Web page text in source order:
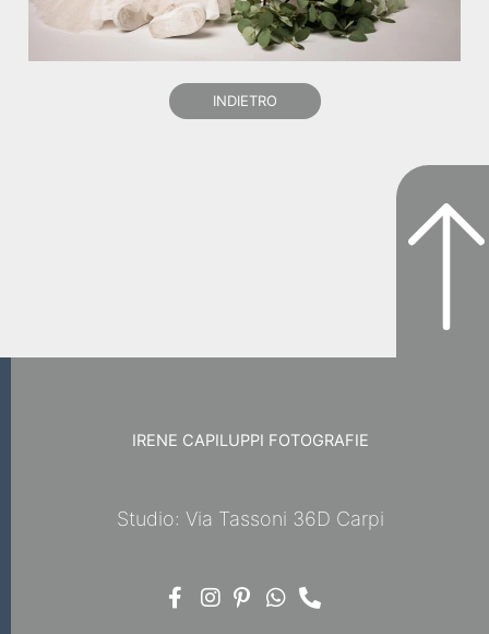
INDIETRO
IRENE CAPILUPPI FOTOGRAFIE
Studio: Via Tassoni 36D Carpi